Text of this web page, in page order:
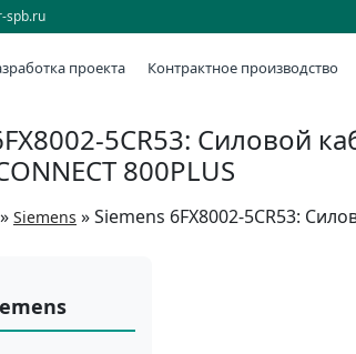
spb.ru
проекта Контрактное производство
5CR53: Силовой
800PLUS
» Siemens »Siemens 6FX8002-5CR53: